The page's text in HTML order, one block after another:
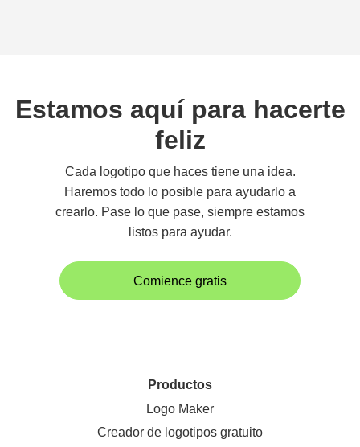
Estamos aquí para hacerte
feliz
Cada logotipo que haces tiene una idea.
Haremos todo lo posible para ayudarlo a
crearlo. Pase lo que pase, siempre estamos
listos para ayudar.
Comience gratis
Productos
Logo Maker
Creador de logotipos gratuito